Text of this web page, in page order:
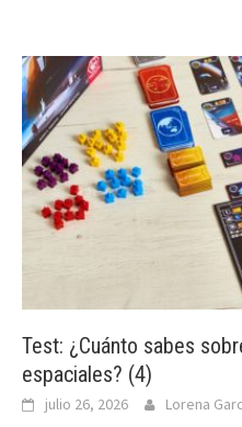
Test: ¿Cuánto sabes
espaciales? (4)
julio 26, 2026 Lorena